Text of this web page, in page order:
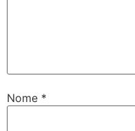
Nome *